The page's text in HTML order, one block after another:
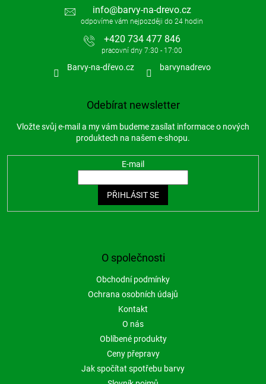
O společnosti
Obchodní podmínky
Ochrana osobních údajů
Kontakt
O nás
Oblíbené produkty
Ceny přepravy
Jak spočítat spotřebu barvy
info@barvy-na-drevo.cz
+420 734 477 846
Barvy-na-dřevo.cz barvynadrevo
Odebírat newsletter
Vložte svůj e-mail a my vám budeme zasílat informace o nových
produktech na našem e-shopu.
E-mail
PŘIHLÁSIT SE